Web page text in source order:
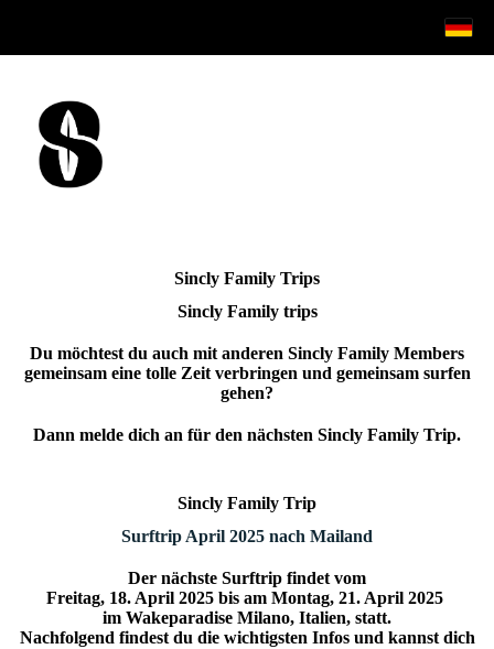
Sincly Family Trips
Sincly Family trips
Du möchtest du auch mit anderen Sincly Family Members
gemeinsam eine tolle Zeit verbringen und gemeinsam surfen
gehen?
Dann melde dich an für den nächsten Sincly Family Trip.
Sincly Family Trip
Surftrip April 2025 nach Mailand
Der nächste Surftrip findet vom
Freitag, 18. April 2025 bis am Montag, 21. April 2025
im Wakeparadise Milano, Italien, statt.
Nachfolgend findest du die wichtigsten Infos und kannst dich